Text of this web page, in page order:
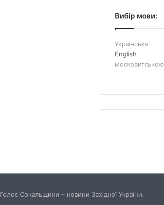
Вибір мови:
Українська
English
московитською
Голос Сокальщини – новини Західної України.